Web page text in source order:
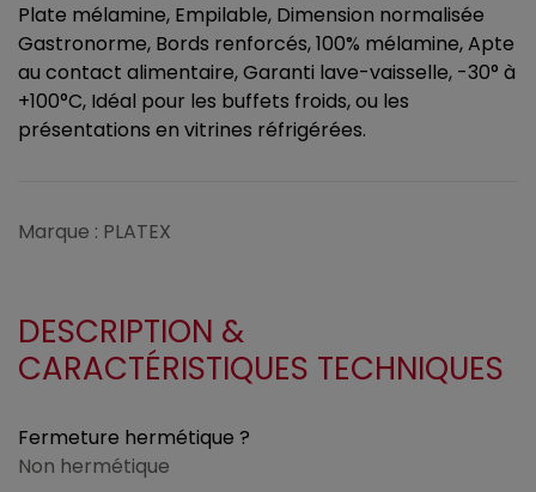
Plate mélamine, Empilable, Dimension normalisée
Gastronorme, Bords renforcés, 100% mélamine, Apte
au contact alimentaire, Garanti lave-vaisselle, -30° à
+100°C, Idéal pour les buffets froids, ou les
présentations en vitrines réfrigérées.
Marque : PLATEX
DESCRIPTION &
CARACTÉRISTIQUES TECHNIQUES
Fermeture hermétique ?
Non hermétique